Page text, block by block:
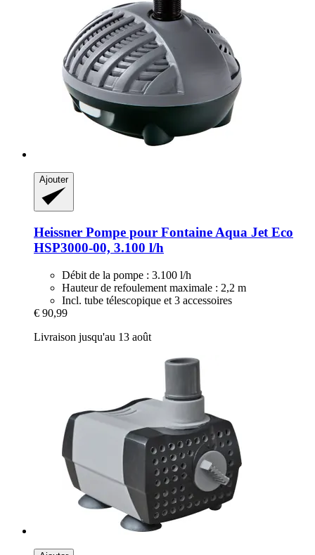
Ajouter
Heissner Pompe pour Fontaine Aqua Jet Eco
HSP3000-​00, 3.100 l/h
Débit de la pompe : 3.100 l/h
Hauteur de refoulement maximale : 2,2 m
Incl. tube télescopique et 3 accessoires
€ 90,99
Livraison jusqu'au 13 août